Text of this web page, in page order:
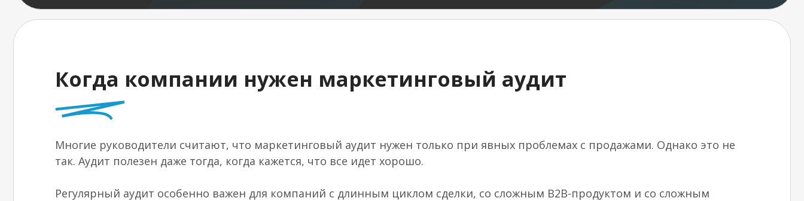
Когда компании нужен маркетинговый аудит
Многие руководители считают, что маркетинговый аудит нужен только при явных проблемах с продажами. Однако это не
так. Аудит полезен даже тогда, когда кажется, что все идет хорошо.
Регулярный аудит особенно важен для компаний с длинным циклом сделки, со сложным B2B-продуктом и со сложным